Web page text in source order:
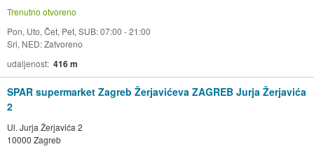
Trenutno otvoreno
Pon, Uto, Čet, Pet, SUB: 07:00 - 21:00
Sri, NED: Zatvoreno
udaljenost 416 m
SPAR supermarket Zagreb Žerjavićeva ZAGREB Jurja Žerjavića
2
Ul. Jurja Žerjavića 2
10000 Zagreb